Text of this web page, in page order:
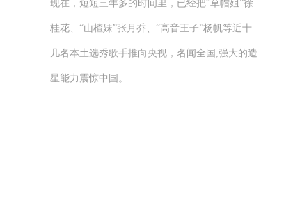
现在，短短三年多的时间里，已经把“草帽姐”徐
桂花、“山楂妹”张月乔、“高音王子”杨帆等近十
几名本土选秀歌手推向央视，名闻全国,强大的造
星能力震惊中国。